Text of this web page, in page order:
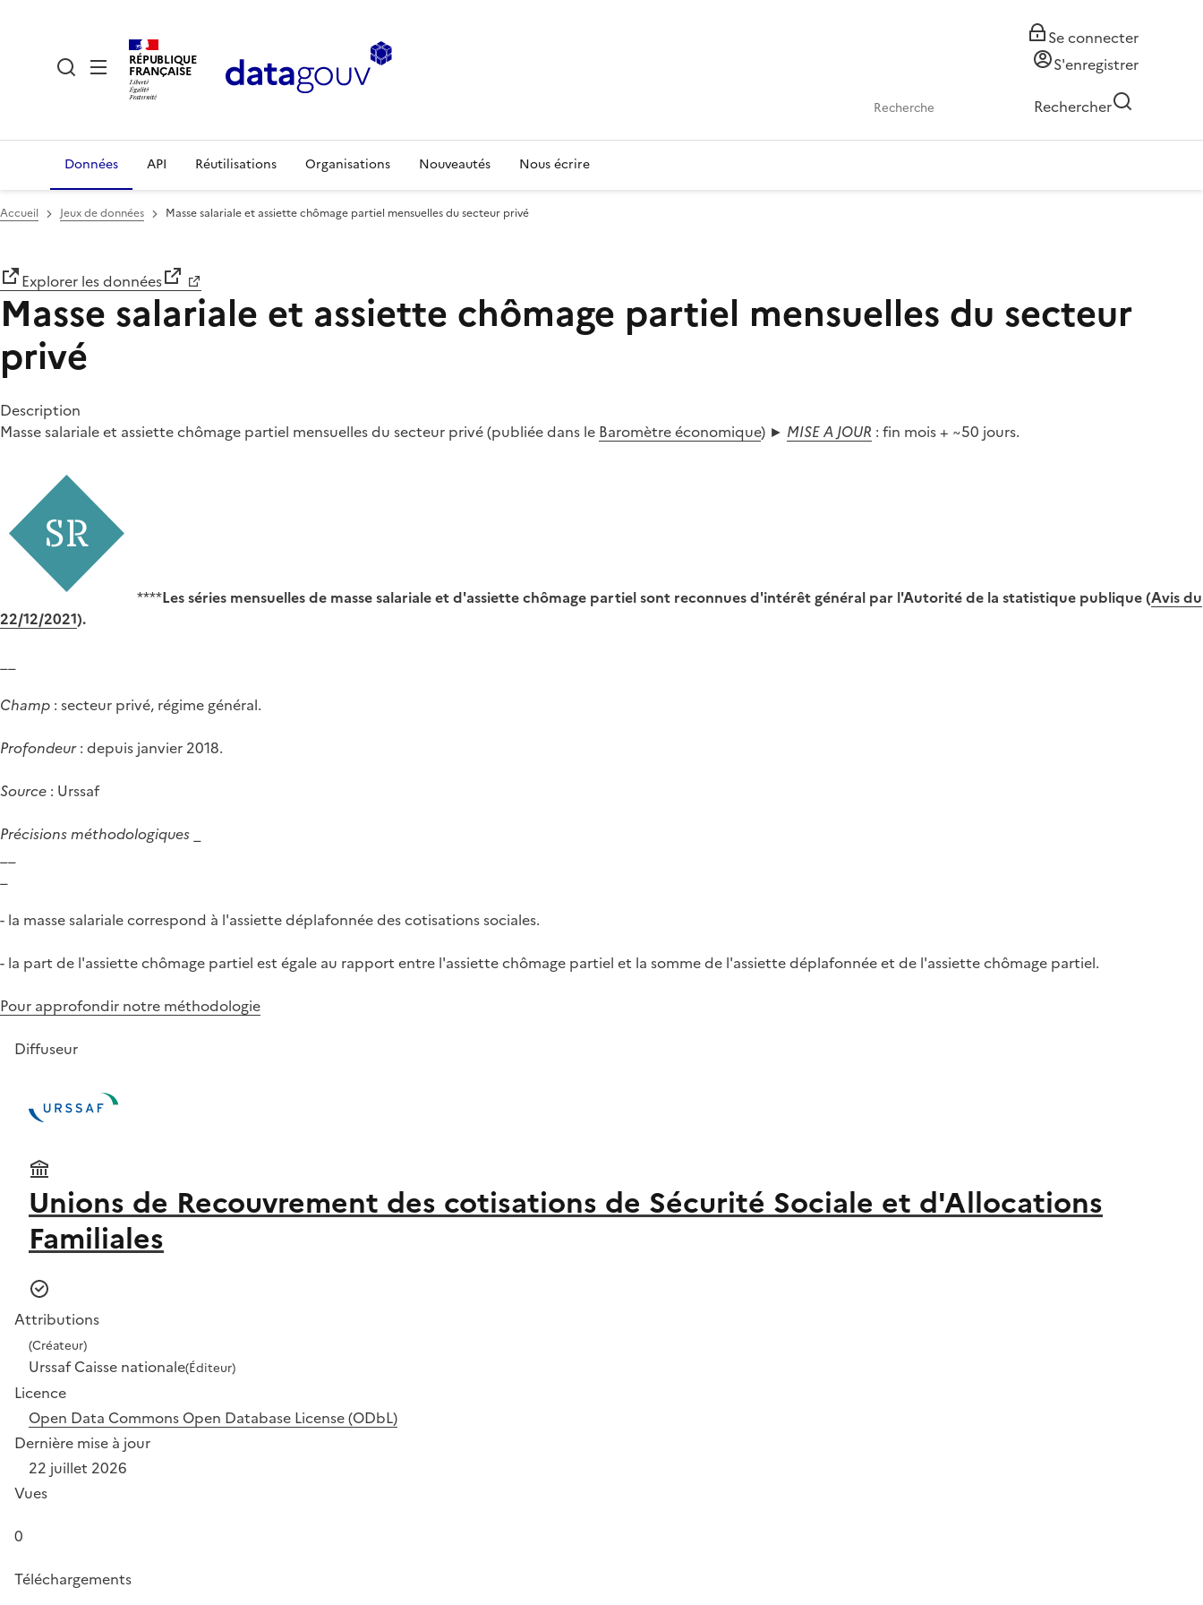
RÉPUBLIQUE
FRANÇAISE
Se connecter
S'enregistrer
Rechercher
Données API Réutilisations Organisations Nouveautés Nous écrire
Accueil Jeux de données Masse salariale et assiette chômage partiel mensuelles du secteur privé
Explorer les données
Masse salariale et assiette chômage partiel mensuelles du secteur
privé
Description
Masse salariale et assiette chômage partiel mensuelles du secteur privé (publiée dans le Baromètre économique) ► MISE A JOUR : fin mois + ~50 jours.
****Les séries mensuelles de masse salariale et d'assiette chômage partiel sont reconnues d'intérêt général par l'Autorité de la statistique publique (Avis du
22/12/2021).
Champ : secteur privé, régime général.
Profondeur: depuis janvier 2018.
Source : Urssaf
Précisions méthodologiques
- la masse salariale correspond à l'assiette déplafonnée des cotisations sociales.
- la part de l'assiette chômage partiel est égale au rapport entre l'assiette chômage partiel et la somme de l'assiette déplafonnée et de l'assiette chômage partiel.
Pour approfondir notre méthodologie
Diffuseur
Unions de Recouvrement des cotisations de Sécurité Sociale et d'Allocations
Familiales
Attributions
(Créateur)
Urssaf Caisse nationale(Éditeur)
Licence
Open Data Commons Open Database License (ODbL)
Dernière mise à jour
22 juillet 2026
Vues
0
Téléchargements